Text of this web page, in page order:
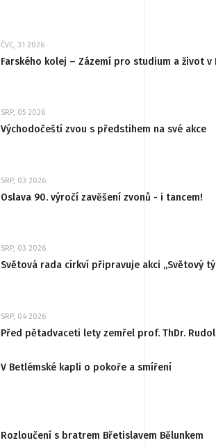
ČVC, 31 2026
Farského kolej – Zázemí pro studium a život v
SRP, 05 2026
Východočeští zvou s předstihem na své akce
SRP, 03 2026
Oslava 90. výročí zavěšení zvonů - i tancem!
SRP, 03 2026
Světová rada církví připravuje akci „Světový
SRP, 04 2026
Před pětadvaceti lety zemřel prof. ThDr.
V Betlémské kapli o pokoře a smíření
Rozloučení s bratrem Břetislavem Bělunkem